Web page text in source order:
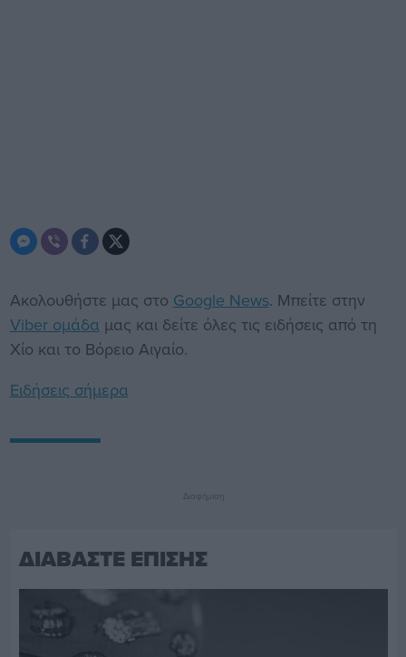
Ακολουθήστε μας στο Google News. Μπείτε στην
Viber ομάδα μας και δείτε όλες τις ειδήσεις από τη
Χίο και το Βόρειο Αιγαίο.
Ειδήσεις σήμερα
Διαφήμιση
ΔΙΑΒΑΣΤΕ ΕΠΙΣΗΣ